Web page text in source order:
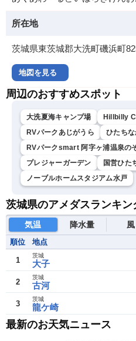
所在地
茨城県東茨城郡大洗町磯浜町
地図を見る
周辺のおすすめスポット
大洗夏海キャンプ場
Hillbilly
RVパークあじがうら
ひたち
RVパークsmart 阿字ヶ浦温泉の
プレジャーガーデン
国営ひた
ノーブルホームスタジアム水戸
茨城県のアメダスランキン
気温 降水量 風
順位 地点
1 大子
茨城
2 古河
茨城
3 龍ケ崎
茨城
最新のお天気ニュース